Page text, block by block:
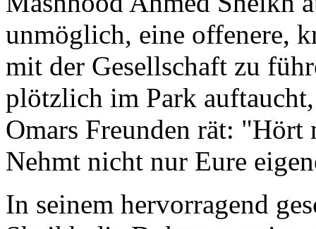
unmöglich, eine offenere,
mit der Gesellschaft zu
plötzlich im Park
Omars Freunden rät:
Nehmt nicht nur Eure
In seinem hervorragend